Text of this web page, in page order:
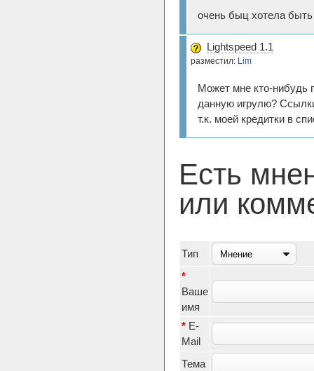
очень быц хотела
Lightspeed 1.1
разместил: Lim
Может мне кто-нибудь
данную игрулю?
т.к. моей кредитки в
Есть
или
Тип
*
Ваше
имя
* E-
Mail
Тема